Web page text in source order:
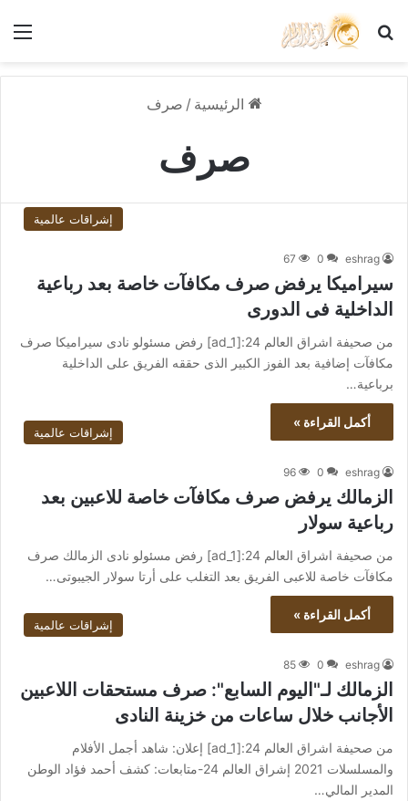
بحث عن
الرئيسية / صرف
صرف
إشراقات عالمية
eshrag
0
67
سيراميكا يرفض صرف مكافآت خاصة بعد رباعية
الداخلية فى الدورى
من صحيفة اشراق العالم 24:[ad_1] رفض مسئولو نادى سيراميكا صرف
مكافآت إضافية بعد الفوز الكبير الذى حققه الفريق على الداخلية
برباعية…
أكمل القراءة »
إشراقات عالمية
eshrag
0
96
الزمالك يرفض صرف مكافآت خاصة للاعبين بعد
رباعية سولار
من صحيفة اشراق العالم 24:[ad_1] رفض مسئولو نادى الزمالك صرف
مكافآت خاصة للاعبى الفريق بعد التغلب على أرتا سولار الجيبوتى…
أكمل القراءة »
إشراقات عالمية
eshrag
0
85
الزمالك لـ"اليوم السابع": صرف مستحقات اللاعبين
الأجانب خلال ساعات من خزينة النادى
من صحيفة اشراق العالم 24:[ad_1] إعلان: شاهد أجمل الأفلام
والمسلسلات 2021 إشراق العالم 24-متابعات: كشف أحمد فؤاد الوطن
المدير المالي…